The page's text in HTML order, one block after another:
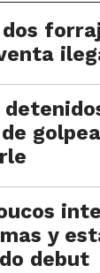
y
debut